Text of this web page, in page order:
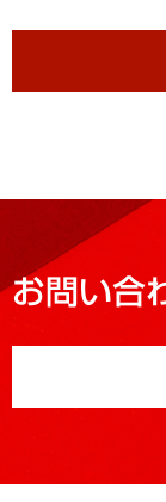
お問い合